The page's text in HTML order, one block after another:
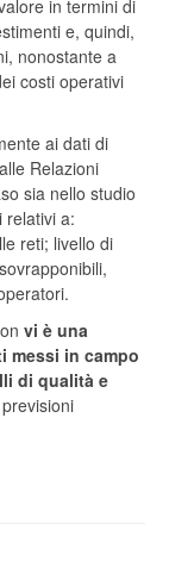
in termini di
e, quindi,
nonostante a
costi operativi
ai dati di
Relazioni
sia nello studio
relativi a:
reti; livello di
vi è una
messi in campo
di qualità e